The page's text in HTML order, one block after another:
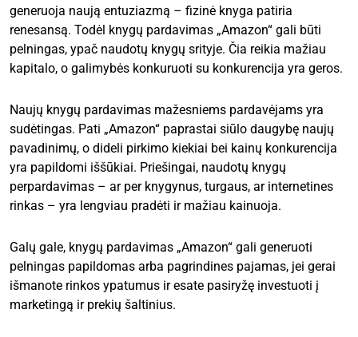
generuoja naują entuziazmą – fizinė knyga patiria
renesansą. Todėl knygų pardavimas „Amazon“ gali būti
pelningas, ypač naudotų knygų srityje. Čia reikia mažiau
kapitalo, o galimybės konkuruoti su konkurencija yra geros.
Naujų knygų pardavimas mažesniems pardavėjams yra
sudėtingas. Pati „Amazon“ paprastai siūlo daugybę naujų
pavadinimų, o dideli pirkimo kiekiai bei kainų konkurencija
yra papildomi iššūkiai. Priešingai, naudotų knygų
perpardavimas – ar per knygynus, turgaus, ar internetines
rinkas – yra lengviau pradėti ir mažiau kainuoja.
Galų gale, knygų pardavimas „Amazon“ gali generuoti
pelningas papildomas arba pagrindines pajamas, jei gerai
išmanote rinkos ypatumus ir esate pasiryžę investuoti į
marketingą ir prekių šaltinius.